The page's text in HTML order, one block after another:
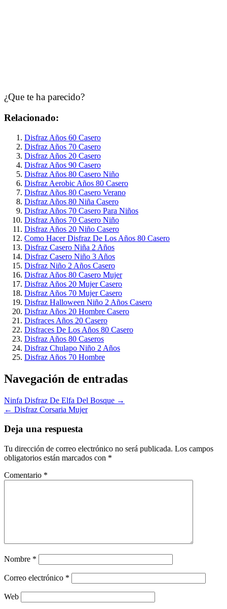
¿Que te ha parecido?
Relacionado:
Disfraz Años 60 Casero
Disfraz Años 70 Casero
Disfraz Años 20 Casero
Disfraz Años 90 Casero
Disfraz Años 80 Casero Niño
Disfraz Aerobic Años 80 Casero
Disfraz Años 80 Casero Verano
Disfraz Años 80 Niña Casero
Disfraz Años 70 Casero Para Niños
Disfraz Años 70 Casero Niño
Disfraz Años 20 Niño Casero
Como Hacer Disfraz De Los Años 80 Casero
Disfraz Casero Niña 2 Años
Disfraz Casero Niño 3 Años
Disfraz Niño 2 Años Casero
Disfraz Años 80 Casero Mujer
Disfraz Años 20 Mujer Casero
Disfraz Años 70 Mujer Casero
Disfraz Halloween Niño 2 Años Casero
Disfraz Años 20 Hombre Casero
Disfraces Años 20 Casero
Disfraces De Los Años 80 Casero
Disfraz Años 80 Caseros
Disfraz Chulapo Niño 2 Años
Disfraz Años 70 Hombre
Navegación de entradas
Ninfa Disfraz De Elfa Del Bosque →
← Disfraz Corsaria Mujer
Deja una respuesta
Tu dirección de correo electrónico no será publicada. Los campos
obligatorios están marcados con *
Comentario *
Nombre *
Correo electrónico *
Web